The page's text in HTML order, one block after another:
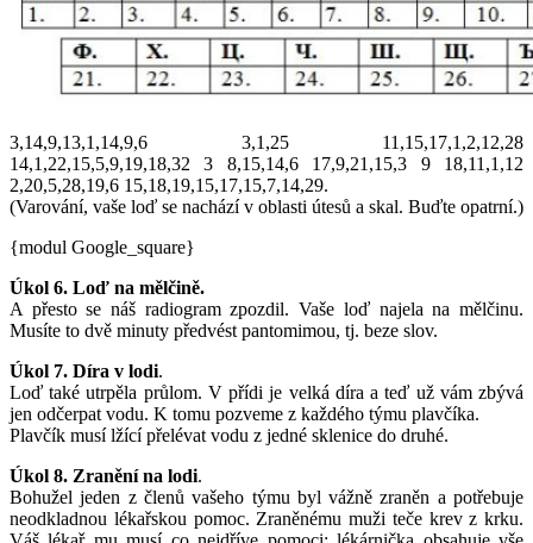
3,14,9,13,1,14,9,6 3,1,25 11,15,17,1,2,12,28
14,1,22,15,5,9,19,18,32 3 8,15,14,6 17,9,21,15,3 9 18,11,1,12
2,20,5,28,19,6 15,18,19,15,17,15,7,14,29.
(Varování, vaše loď se nachází v oblasti útesů a skal. Buďte opatrní.)
{modul Google_square}
Úkol 6. Loď na mělčině.
A přesto se náš radiogram zpozdil. Vaše loď najela na mělčinu.
Musíte to dvě minuty předvést pantomimou, tj. beze slov.
Úkol 7. Díra v lodi.
Loď také utrpěla průlom. V přídi je velká díra a teď už vám zbývá
jen odčerpat vodu. K tomu pozveme z každého týmu plavčíka.
Plavčík musí lžící přelévat vodu z jedné sklenice do druhé.
Úkol 8. Zranění na lodi.
Bohužel jeden z členů vašeho týmu byl vážně zraněn a potřebuje
neodkladnou lékařskou pomoc. Zraněnému muži teče krev z krku.